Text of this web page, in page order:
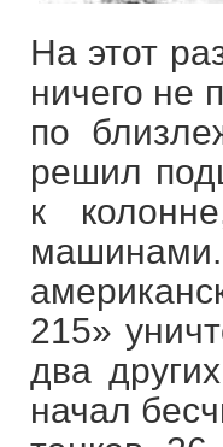
На этот
ничего не
по
решил
к
215»
два
начал